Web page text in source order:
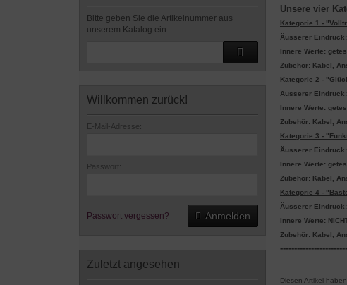
Unsere vier
Kategorie 1 -
Äusserer
Innere Werte:
Zubehör: Kabel,
Kategorie 2 -
Äusserer
Innere Werte:
Zubehör: Kabel,
Kategorie 3 -
Äusserer
Innere Werte:
Zubehör: Kabel,
Kategorie 4 -
Äusserer
Innere Werte:
Zubehör: Kabel,
Diesen Artikel
Bitte geben Sie die Artikelnummer aus
unserem Katalog ein.
Willkommen zurück!
E-Mail-Adresse:
Passwort:
Passwort vergessen? Anmelden
Zuletzt angesehen